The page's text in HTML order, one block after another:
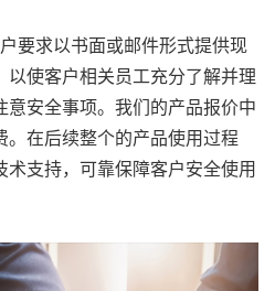
要求以书面或邮件形式提供现
以使客户相关员工充分了解并理
意安全事项。我们的产品报价中
。在后续整个的产品使用过程
术支持，可靠保障客户安全使用